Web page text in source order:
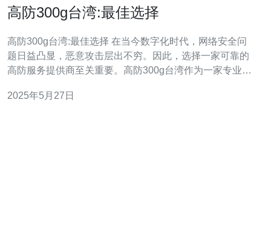
高防300g台湾:最佳选择
高防300g台湾:最佳选择 在当今数字化时代，网络安全问
题日益凸显，恶意攻击层出不穷。因此，选择一家可靠的
高防服务提供商至关重要。高防300g台湾作为一家专业的
为许多企业和个人的首选。 高防300g台湾的产品具有以下
2025年5月27日